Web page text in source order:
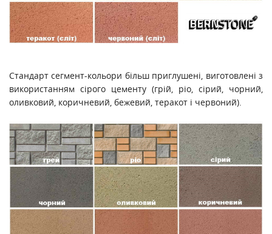
Стандарт сегмент-кольори більш приглушені, виготовлені з
використанням сірого цементу (грій, ріо, сірий, чорний,
оливковий, коричневий, бежевий, теракот і червоний).